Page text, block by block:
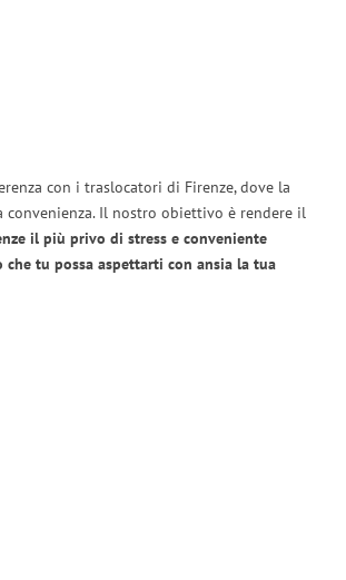
con i traslocatori di Firenze, dove la
Il nostro obiettivo è rendere il
il più privo di stress e conveniente
che tu possa aspettarti con ansia la tua